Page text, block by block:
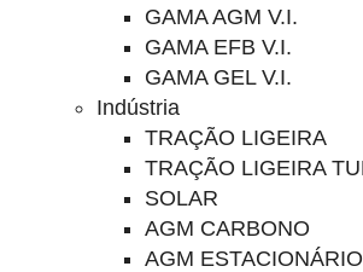
GAMA AGM V.I.
GAMA EFB V.I.
GAMA GEL V.I.
Indústria
TRAÇÃO LIGEIRA
TRAÇÃO LIGEIRA
SOLAR
AGM CARBONO
AGM ESTACIONÁRIO